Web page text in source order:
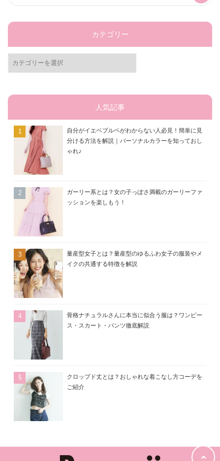
カテゴリー
カ
テ
リ
人気記事
自分がイエベブルベがわからない人必見！簡単に見
分ける方法を解説｜パーソナルカラーを知っておし
ゃれ♪
ガーリー系とは？女の子っぽさ満載のガーリーファ
ッションを楽しもう！
量産型女子とは？量産型のゆるふわ女子の服装やメ
イクの共通する特徴を解説
骨格ナチュラルさんに本当に似合う服は？ワンピー
ス・スカート・パンツ徹底解説
クロップド丈とは？おしゃれな着こなし方コーデを
ご紹介